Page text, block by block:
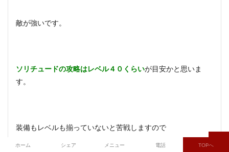
敵が強いです。
ソリチュードの攻略はレベル４０くらいが目安かと思いま
す。
装備もレベルも揃っていないと苦戦しますので
ホーム シェア メニュー 電話 TOPへ